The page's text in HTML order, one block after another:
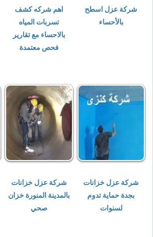
شركة عزل اسطح
بالأحساء
اهم شركه كشف
تسربات المياه
بالاحساء مع تقارير
فحص معتمدة
شركة عزل خزانات
بجدة حماية تدوم
لسنوات
شركة عزل خزانات
بالمدينة المنورة خزان
صحي